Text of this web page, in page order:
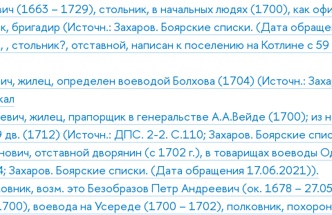
(1663 – 1729), стольник, в начальных людях (1700), как
бригадир (Источн.: Захаров. Боярские списки. (Дата
, стольник?, отставной, написан к поселению на Котлине
жилец, определен воеводой Болхова (1704) (Источн.:
жилец, прапорщик в генеральстве А.А.Вейде (1700); из
дв. (1712) (Источн.: ДПС. 2-2. С.110; Захаров. Боярские
отставной дворянин (с 1702 г.), в товарищах воеводы
Захаров. Боярские списки. (Дата обращения 17.06.2021)).
возм. это Безобразов Петр Андреевич (ок. 1678 –
воевода на Усереде (1700 – 1702), полковник,